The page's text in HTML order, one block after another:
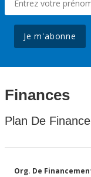
Je m'abonne
Finances
Plan De
Org. De